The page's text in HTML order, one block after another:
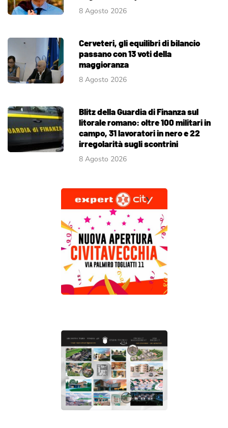
8 Agosto 2026
Cerveteri, gli equilibri di bilancio
passano con 13 voti della
maggioranza
8 Agosto 2026
Blitz della Guardia di Finanza sul
litorale romano: oltre 100 militari in
campo, 31 lavoratori in nero e 22
irregolarità sugli scontrini
8 Agosto 2026